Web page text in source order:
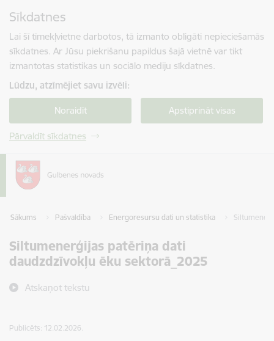
Sīkdatnes
Lai šī tīmekļvietne darbotos, tā izmanto obligāti nepieciešamās
sīkdatnes. Ar Jūsu piekrišanu papildus šajā vietnē var tikt
izmantotas statistikas un sociālo mediju sīkdatnes.
Lūdzu, atzīmējiet savu izvēli:
Noraidīt Apstiprināt visas
Pārvaldīt sīkdatnes
Sākums Pašvaldība Energoresursu dati un statistika
Siltumenerģijas patēriņa dati
daudzdzīvokļu ēku sektorā_2025
Atskaņot tekstu
Publicēts: 12.02.2026.